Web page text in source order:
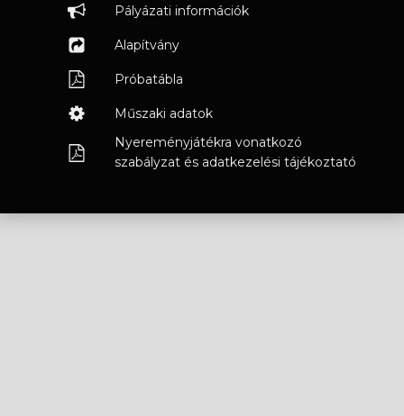
Pályázati információk
Alapítvány
Próbatábla
Műszaki adatok
Nyereményjátékra vonatkozó
szabályzat és adatkezelési tájékoztató